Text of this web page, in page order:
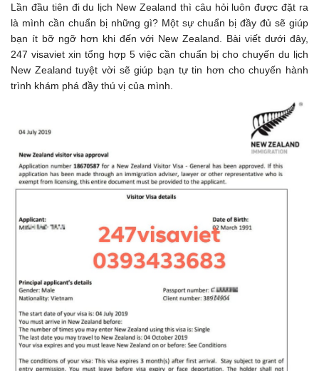
Lần đầu tiên đi du lịch New Zealand thì câu hỏi luôn được đặt ra
là mình cần chuẩn bị những gì? Một sự chuẩn bị đầy đủ sẽ giúp
bạn ít bỡ ngỡ hơn khi đến với New Zealand. Bài viết dưới đây,
247 visaviet xin tổng hợp 5 việc cần chuẩn bị cho chuyến du lịch
New Zealand tuyệt vời sẽ giúp bạn tự tin hơn cho chuyến hành
trình khám phá đầy thú vị của mình.